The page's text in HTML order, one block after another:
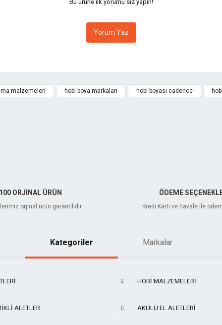
Bu ürüne ilk yorumu siz yapın!
Yorum Yaz
malzemeleri hobi boya markaları hobi boyası cadence
ORJİNAL ÜRÜN
orjinal ürün garantilidir
ÖDEME
Kredi Kartı ve havale ile
Kategoriler Markalar
HOBI MALZEMELERI
ALETLER AKÜLÜ EL ALETLERI